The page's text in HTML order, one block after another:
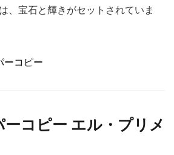
、宝石と輝きがセットされていま
ーコピー
コピー エル・プリメ